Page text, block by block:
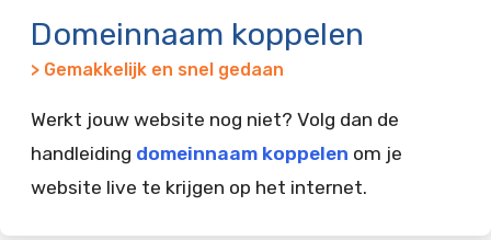
Domeinnaam koppelen
> Gemakkelijk en snel gedaan
Werkt jouw website nog niet? Volg dan de
handleiding domeinnaam koppelen om je
website live te krijgen op het internet.